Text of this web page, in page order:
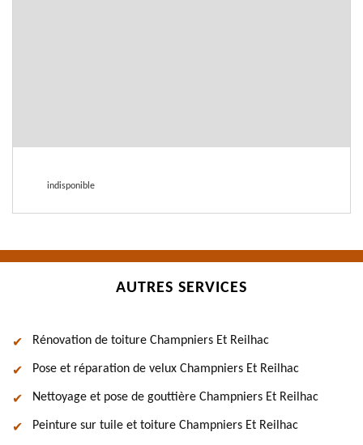
indisponible
AUTRES SERVICES
Rénovation de toiture Champniers Et Reilhac
Pose et réparation de velux Champniers Et Reilhac
Nettoyage et pose de gouttière Champniers Et Reilhac
Peinture sur tuile et toiture Champniers Et Reilhac